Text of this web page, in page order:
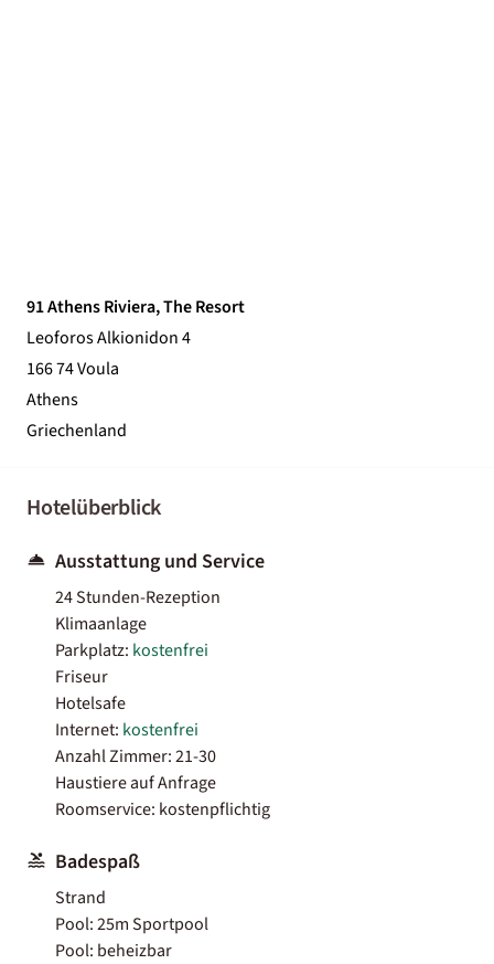
91 Athens Riviera, The Resort
Leoforos Alkionidon 4
166 74 Voula
Athens
Griechenland
Hotelüberblick
Ausstattung und Service
24 Stunden-Rezeption
Klimaanlage
Parkplatz: kostenfrei
Friseur
Hotelsafe
Internet: kostenfrei
Anzahl Zimmer: 21-30
Haustiere auf Anfrage
Roomservice: kostenpflichtig
Badespaß
Strand
Pool: 25m Sportpool
Pool: beheizbar